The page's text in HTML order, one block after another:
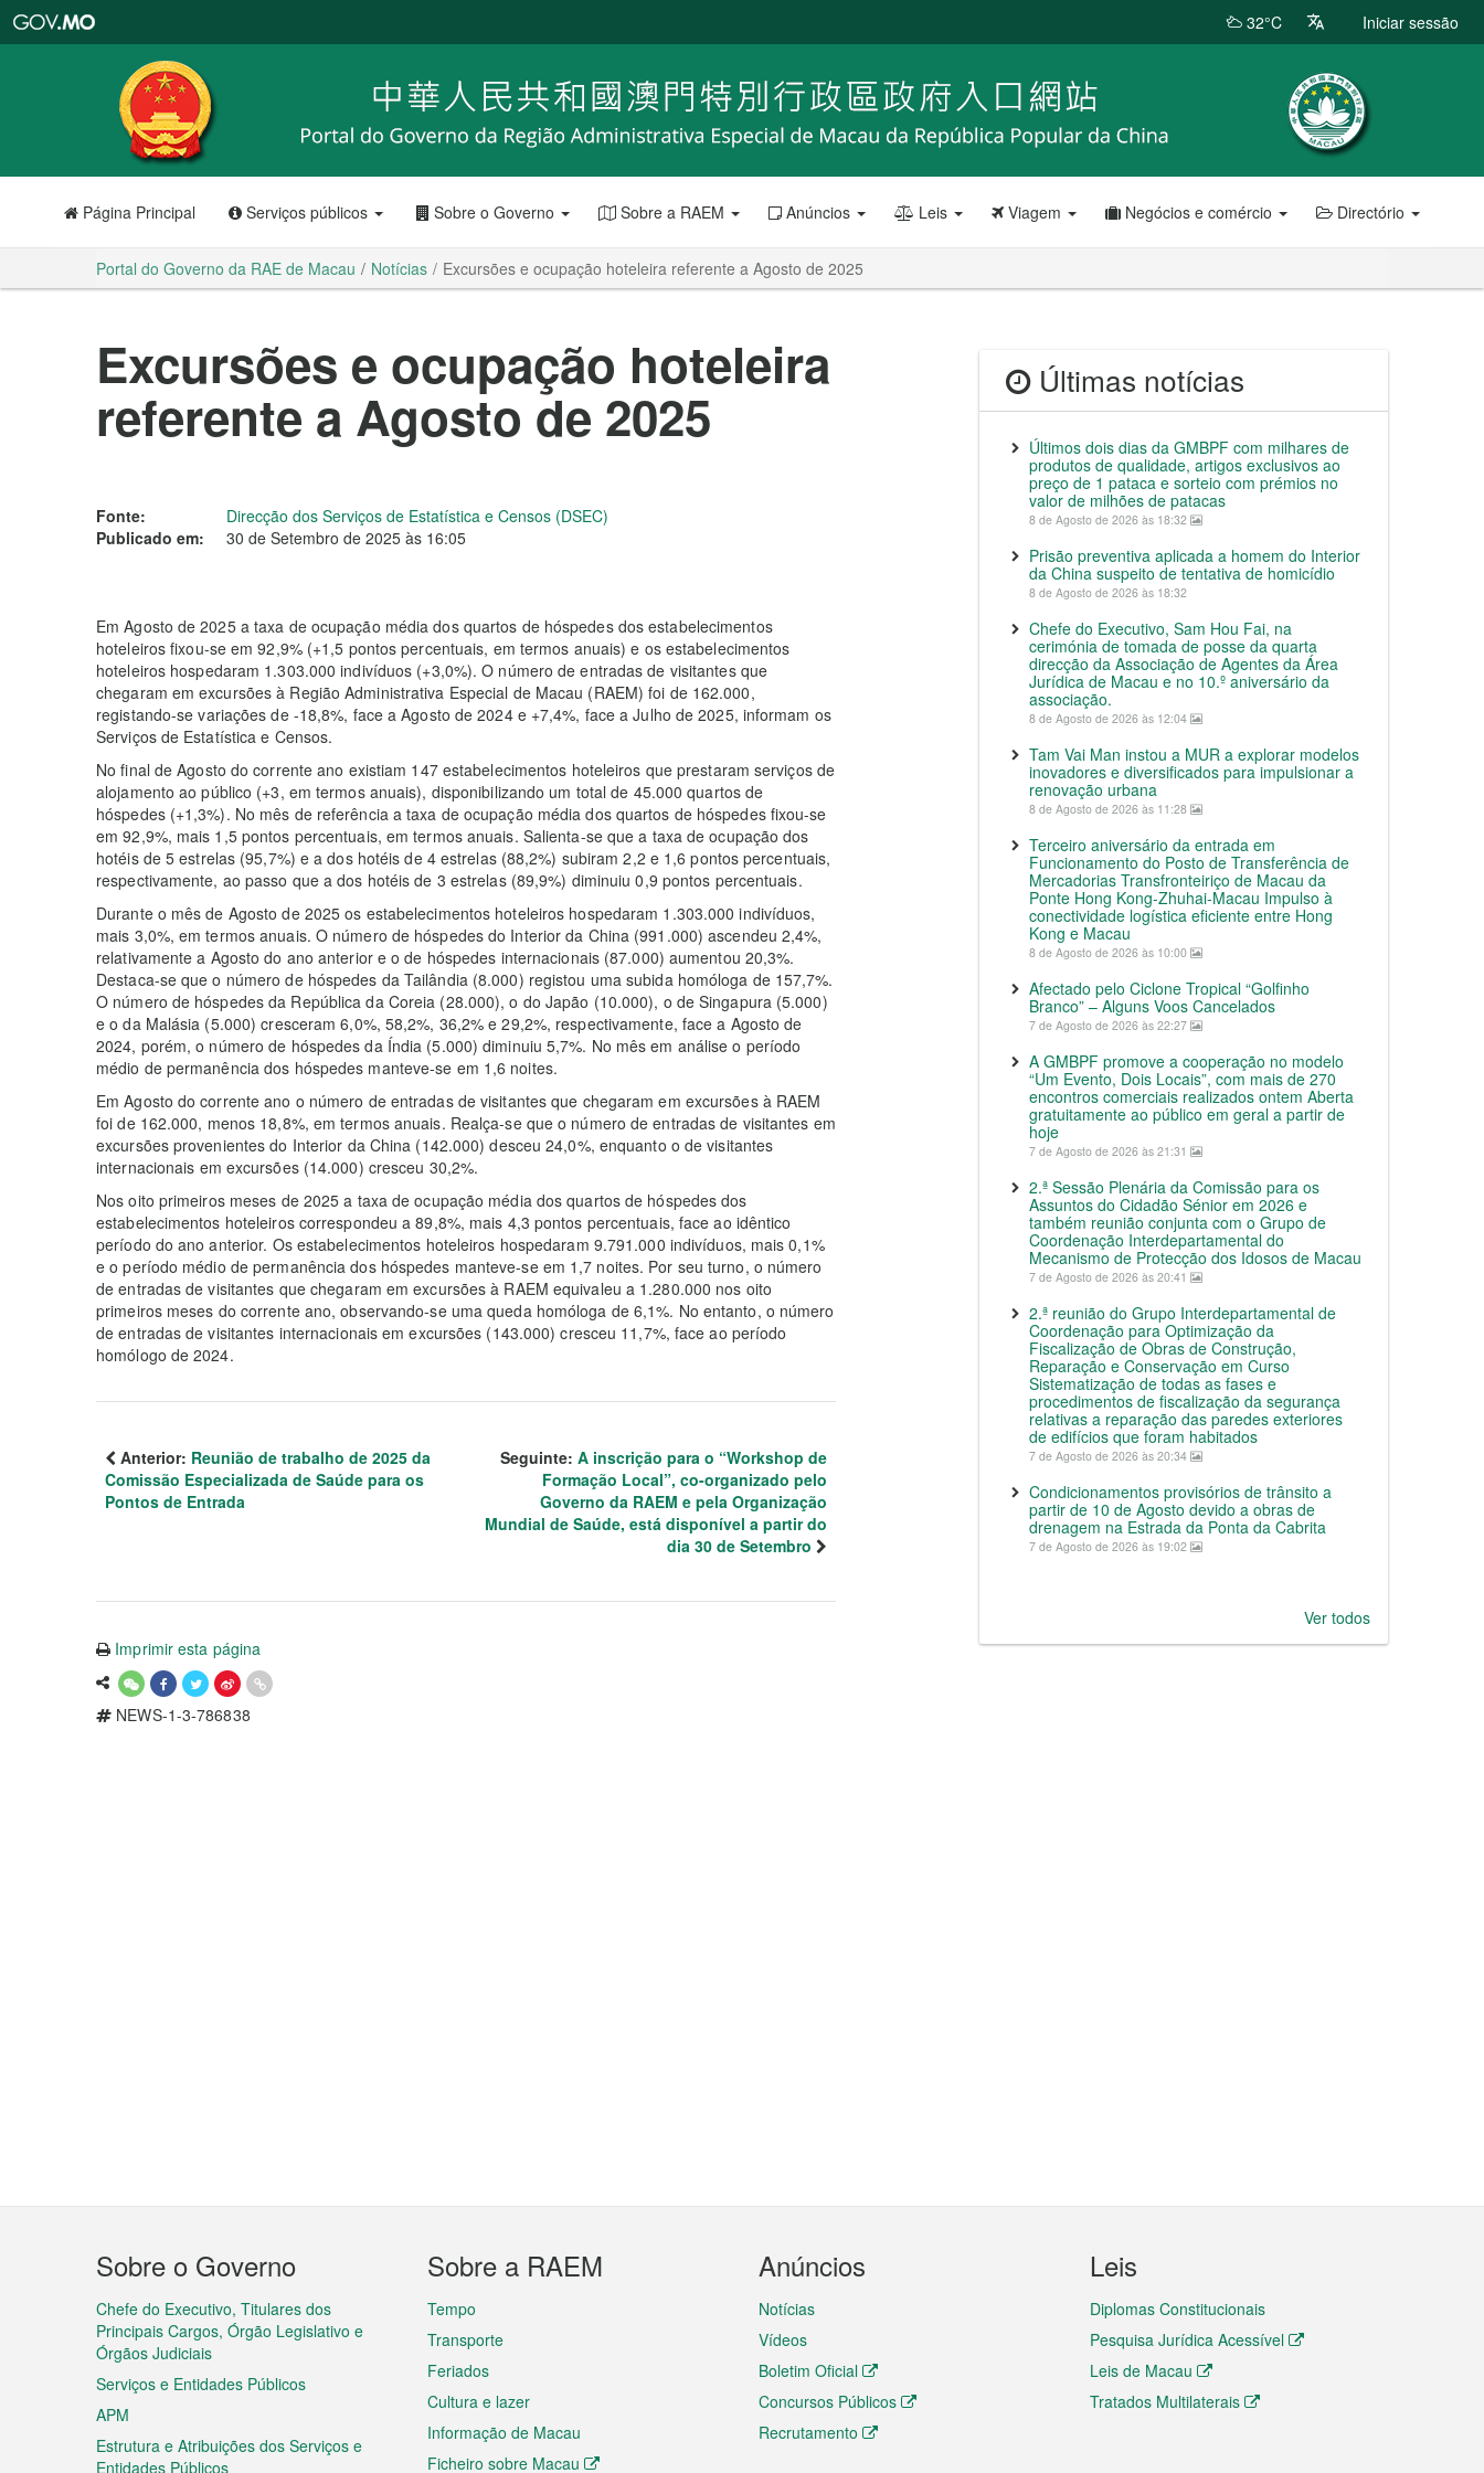
RAE
de
Macau
32°C Iniciar sessão
Página Principal Serviços públicos Sobre o Governo Sobre a RAEM Anúncios Leis Viagem Negócios e comércio Directório
Portal do Governo da RAE de Macau Notícias Excursões e ocupação hoteleira referente a Agosto de 2025
Excursões e ocupação hoteleira
referente a Agosto de 2025
Fonte:
Direcção dos Serviços de Estatística e Censos (DSEC)
Publicado em:
30 de Setembro de 2025 às 16:05
Em Agosto de 2025 a taxa de ocupação média dos quartos de hóspedes dos estabelecimentos
hoteleiros fixou-se em 92,9% (+1,5 pontos percentuais, em termos anuais) e os estabelecimentos
hoteleiros hospedaram 1.303.000 indivíduos (+3,0%). O número de entradas de visitantes que
chegaram em excursões à Região Administrativa Especial de Macau (RAEM) foi de 162.000,
registando-se variações de -18,8%, face a Agosto de 2024 e +7,4%, face a Julho de 2025, informam os
Serviços de Estatística e Censos.
No final de Agosto do corrente ano existiam 147 estabelecimentos hoteleiros que prestaram serviços de
alojamento ao público (+3, em termos anuais), disponibilizando um total de 45.000 quartos de
hóspedes (+1,3%). No mês de referência a taxa de ocupação média dos quartos de hóspedes fixou-se
em 92,9%, mais 1,5 pontos percentuais, em termos anuais. Salienta-se que a taxa de ocupação dos
hotéis de 5 estrelas (95,7%) e a dos hotéis de 4 estrelas (88,2%) subiram 2,2 e 1,6 pontos percentuais,
respectivamente, ao passo que a dos hotéis de 3 estrelas (89,9%) diminuiu 0,9 pontos percentuais.
Durante o mês de Agosto de 2025 os estabelecimentos hoteleiros hospedaram 1.303.000 indivíduos,
mais 3,0%, em termos anuais. O número de hóspedes do Interior da China (991.000) ascendeu 2,4%,
relativamente a Agosto do ano anterior e o de hóspedes internacionais (87.000) aumentou 20,3%.
Destaca-se que o número de hóspedes da Tailândia (8.000) registou uma subida homóloga de 157,7%.
O número de hóspedes da República da Coreia (28.000), o do Japão (10.000), o de Singapura (5.000)
e o da Malásia (5.000) cresceram 6,0%, 58,2%, 36,2% e 29,2%, respectivamente, face a Agosto de
2024, porém, o número de hóspedes da Índia (5.000) diminuiu 5,7%. No mês em análise o período
médio de permanência dos hóspedes manteve-se em 1,6 noites.
Em Agosto do corrente ano o número de entradas de visitantes que chegaram em excursões à RAEM
foi de 162.000, menos 18,8%, em termos anuais. Realça-se que o número de entradas de visitantes em
excursões provenientes do Interior da China (142.000) desceu 24,0%, enquanto o de visitantes
internacionais em excursões (14.000) cresceu 30,2%.
Nos oito primeiros meses de 2025 a taxa de ocupação média dos quartos de hóspedes dos
estabelecimentos hoteleiros correspondeu a 89,8%, mais 4,3 pontos percentuais, face ao idêntico
período do ano anterior. Os estabelecimentos hoteleiros hospedaram 9.791.000 indivíduos, mais 0,1%
e o período médio de permanência dos hóspedes manteve-se em 1,7 noites. Por seu turno, o número
de entradas de visitantes que chegaram em excursões à RAEM equivaleu a 1.280.000 nos oito
primeiros meses do corrente ano, observando-se uma queda homóloga de 6,1%. No entanto, o número
de entradas de visitantes internacionais em excursões (143.000) cresceu 11,7%, face ao período
homólogo de 2024.
Anterior: Reunião de trabalho de 2025 da
Comissão Especializada de Saúde para os
Pontos de Entrada
Seguinte: A inscrição para o “Workshop de
Formação Local”, co-organizado pelo
Governo da RAEM e pela Organização
Mundial de Saúde, está disponível a partir do
dia 30 de Setembro
Imprimir esta página
NEWS-1-3-786838
Últimas notícias
Últimos dois dias da GMBPF com milhares de
produtos de qualidade, artigos exclusivos ao
preço de 1 pataca e sorteio com prémios no
valor de milhões de patacas
8 de Agosto de 2026 às 18:32
Prisão preventiva aplicada a homem do Interior
da China suspeito de tentativa de homicídio
8 de Agosto de 2026 às 18:32
Chefe do Executivo, Sam Hou Fai, na
cerimónia de tomada de posse da quarta
direcção da Associação de Agentes da Área
Jurídica de Macau e no 10.º aniversário da
associação.
8 de Agosto de 2026 às 12:04
Tam Vai Man instou a MUR a explorar modelos
inovadores e diversificados para impulsionar a
renovação urbana
8 de Agosto de 2026 às 11:28
Terceiro aniversário da entrada em
Funcionamento do Posto de Transferência de
Mercadorias Transfronteiriço de Macau da
Ponte Hong Kong-Zhuhai-Macau Impulso à
conectividade logística eficiente entre Hong
Kong e Macau
8 de Agosto de 2026 às 10:00
Afectado pelo Ciclone Tropical “Golfinho
Branco” – Alguns Voos Cancelados
7 de Agosto de 2026 às 22:27
A GMBPF promove a cooperação no modelo
“Um Evento, Dois Locais”, com mais de 270
encontros comerciais realizados ontem Aberta
gratuitamente ao público em geral a partir de
hoje
7 de Agosto de 2026 às 21:31
2.ª Sessão Plenária da Comissão para os
Assuntos do Cidadão Sénior em 2026 e
também reunião conjunta com o Grupo de
Coordenação Interdepartamental do
Mecanismo de Protecção dos Idosos de Macau
7 de Agosto de 2026 às 20:41
2.ª reunião do Grupo Interdepartamental de
Coordenação para Optimização da
Fiscalização de Obras de Construção,
Reparação e Conservação em Curso
Sistematização de todas as fases e
procedimentos de fiscalização da segurança
relativas a reparação das paredes exteriores
de edifícios que foram habitados
7 de Agosto de 2026 às 20:34
Condicionamentos provisórios de trânsito a
partir de 10 de Agosto devido a obras de
drenagem na Estrada da Ponta da Cabrita
7 de Agosto de 2026 às 19:02
Ver todos
Menu
do
rodapé
Sobre o Governo
Chefe do Executivo, Titulares dos
Principais Cargos, Órgão Legislativo e
Órgãos Judiciais
Serviços e Entidades Públicos
APM
Estrutura e Atribuições dos Serviços e
Entidades Públicos
Sobre a RAEM
Tempo
Transporte
Feriados
Cultura e lazer
Informação de Macau
Ficheiro sobre Macau
Anúncios
Notícias
Vídeos
Boletim Oficial
Concursos Públicos
Recrutamento
Leis
Diplomas Constitucionais
Pesquisa Jurídica Acessível
Leis de Macau
Tratados Multilaterais